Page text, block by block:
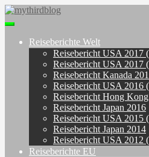
Skip
to
content
Toggle
navigationReiseberichte Welt
Reisebericht USA 2017
Reisebericht USA 2017
Reisebericht Kanada
Reisebericht USA 2016
Reisebericht Hong
Reisebericht Japan 2016
Reisebericht USA 2015
Reisebericht Japan 2014
Reisebericht USA 2012
Reiseberichte EU